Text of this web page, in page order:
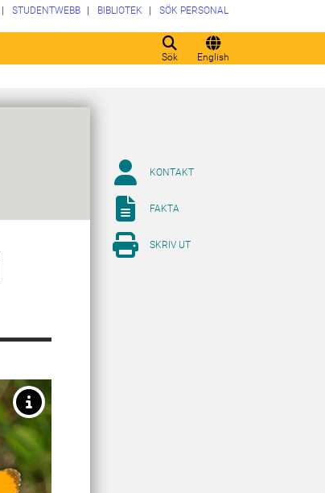
Sök English
STUDENTWEBB BIBLIOTEK SÖK PERSONAL
KONTAKT
FAKTA
SKRIV UT